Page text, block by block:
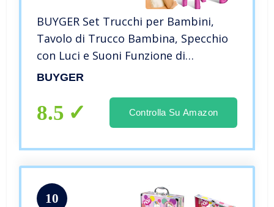
BUYGER Set Trucchi per Bambini,
Tavolo di Trucco Bambina, Specchio
con Luci e Suoni Funzione di
Induzione, Toletta Bellezza
4 5 Anni
BUYGER
8.5 Controlla Su Amazon
10